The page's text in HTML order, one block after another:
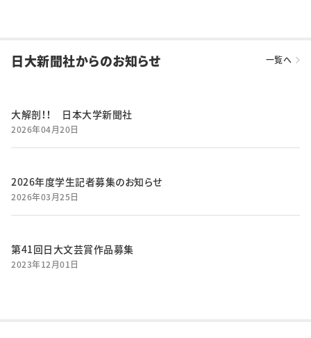
日大新聞社からのお知らせ 一覧へ
大解剖！！ 日本大学新聞社
2026年04月20日
2026年度学生記者募集のお知らせ
2026年03月25日
第41回日大文芸賞作品募集
2023年12月01日